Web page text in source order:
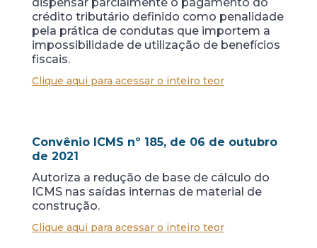
crédito tributário definido como penalidade
pela prática de condutas que importem a
impossibilidade de utilização de benefícios
fiscais.
Clique aqui para acessar o inteiro teor
Convênio ICMS nº 185, de 06 de outubro
de 2021
Autoriza a redução de base de cálculo do
ICMS nas saídas internas de material de
construção.
Clique aqui para acessar o inteiro teor